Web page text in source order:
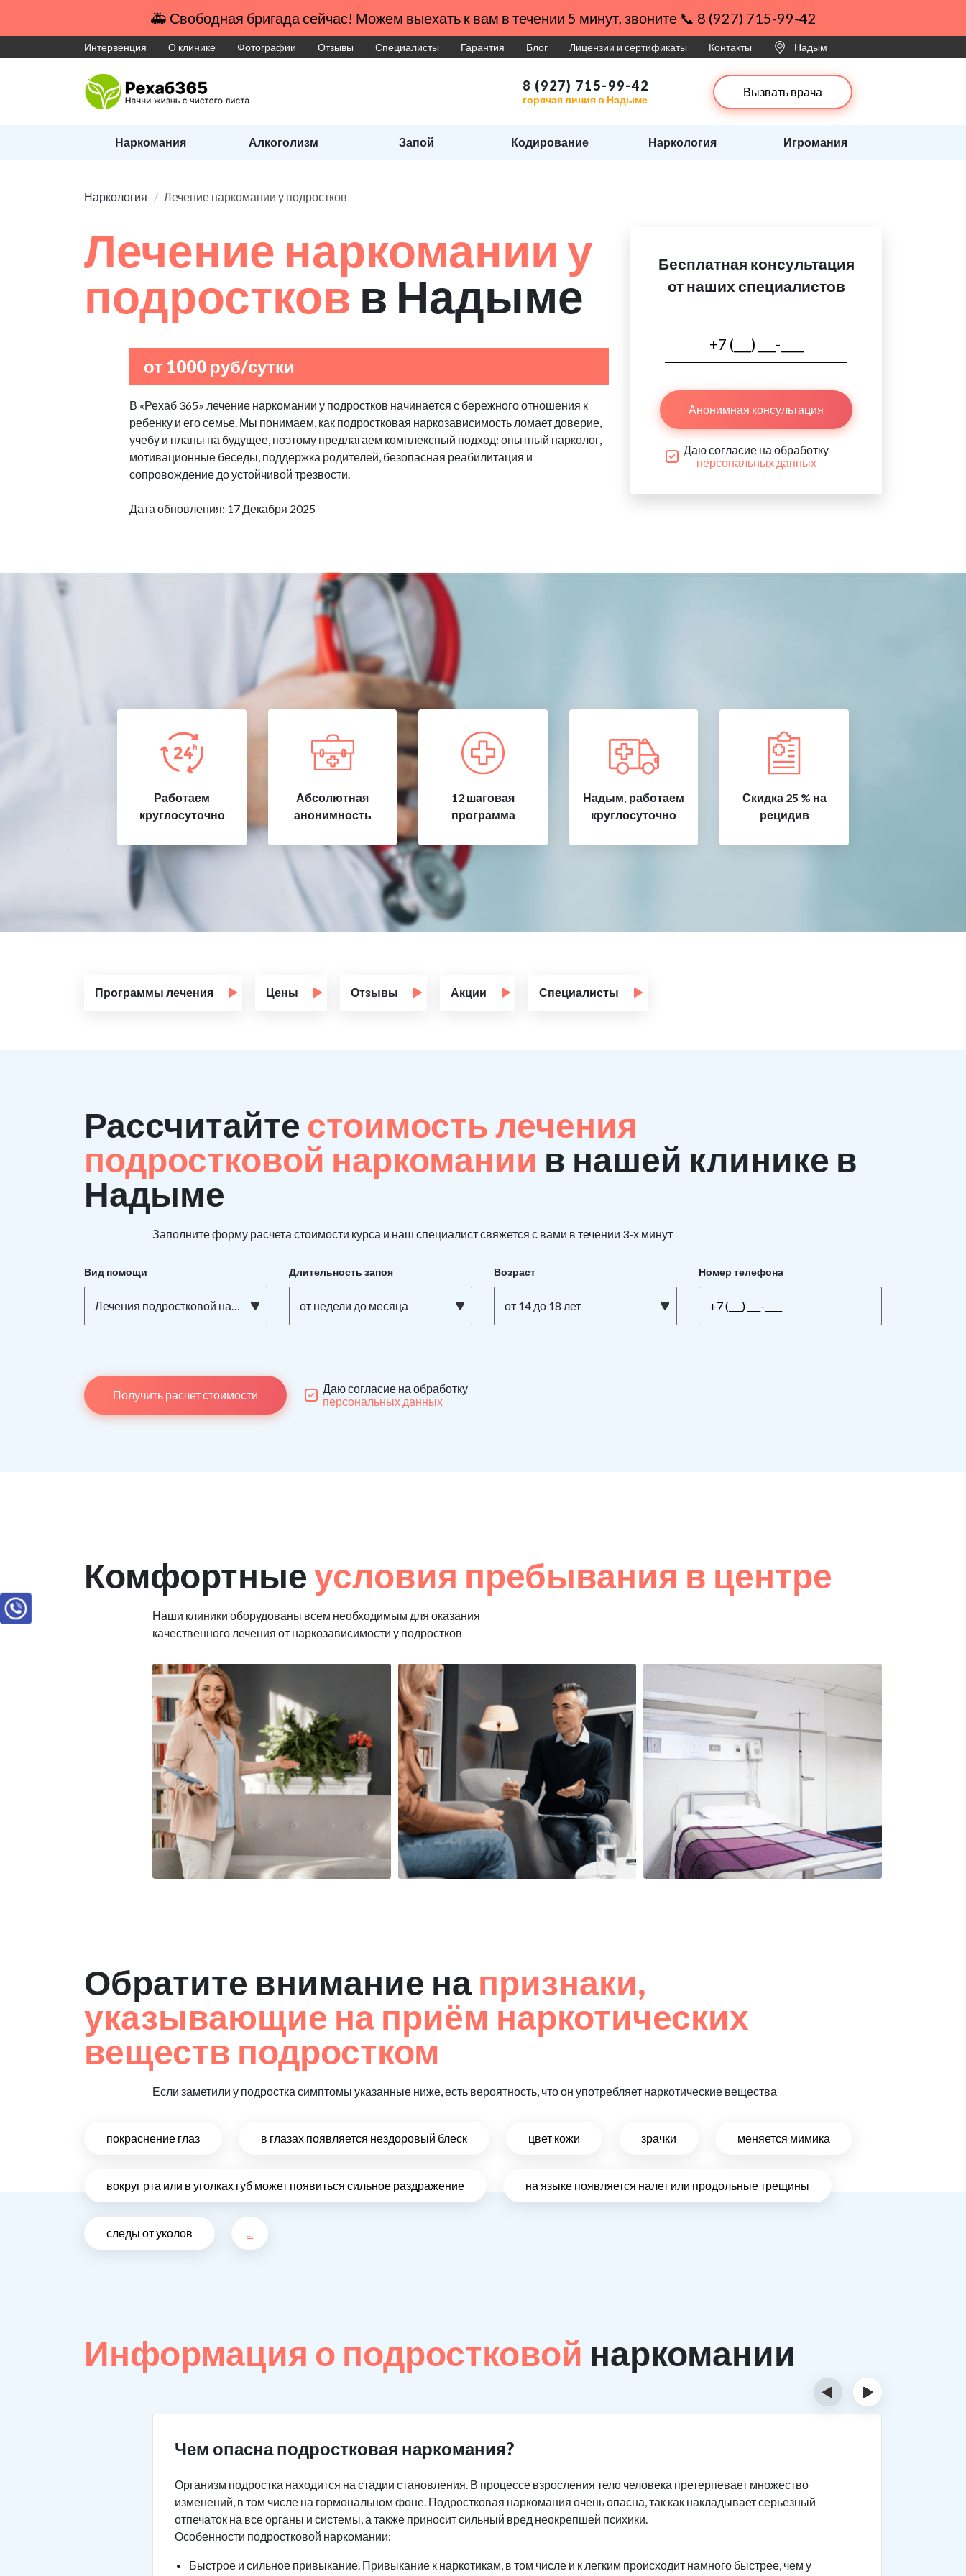
🚑 Свободная бригада сейчас! Можем выехать к вам в течении 5 минут, звоните 📞 8 (927) 715-99-42
Интервенция О клинике Фотографии Отзывы Специалисты Гарантия Блог Лицензии и сертификаты Контакты Надым
8 (927) 715-99-42
горячая линия в Надыме
Вызвать врача
Наркомания Алкоголизм Запой Кодирование Наркология Игромания
Наркология Лечение наркомании у подростков
Лечение наркомании у
подростков в Надыме
от 1000 руб/сутки
В «Рехаб 365» лечение наркомании у подростков начинается с бережного отношения к
ребенку и его семье. Мы понимаем, как подростковая наркозависимость ломает доверие,
учебу и планы на будущее, поэтому предлагаем комплексный подход: опытный нарколог,
мотивационные беседы, поддержка родителей, безопасная реабилитация и
сопровождение до устойчивой трезвости.
Дата обновления: 17 Декабря 2025
Бесплатная консультация
от наших специалистов
Анонимная консультация
Даю согласие на обработку
персональных данных
Работаем
круглосуточно
Абсолютная
анонимность
12 шаговая
программа
Надым, работаем
круглосуточно
Скидка 25 % на
рецидив
Программы лечения Цены Отзывы Акции Специалисты
Рассчитайте стоимость лечения
подростковой наркомании в нашей клинике в
Надыме
Заполните форму расчета стоимости курса и наш специалист свяжется с вами в течении 3-х минут
Вид помощи
Лечения подростковой наркомании
Длительность запоя
от недели до месяца
Возраст
от 14 до 18 лет
Номер телефона
Получить расчет стоимости
Даю согласие на обработку
персональных данных
Комфортныеусловия пребывания в центре
Наши клиники оборудованы всем необходимым для оказания
качественного лечения от наркозависимости у подростков
Обратите внимание на признаки,
указывающие на приём наркотических
веществ подростком
Если заметили у подростка симптомы указанные ниже, есть вероятность, что он употребляет наркотические вещества
покраснение глаз в глазах появляется нездоровый блеск цвет кожи зрачки меняется мимика
вокруг рта или в уголках губ может появиться сильное раздражение на языке появляется налет или продольные трещины
следы от уколов ...
Информация о подростковой наркомании
Чем опасна подростковая наркомания?
Организм подростка находится на стадии становления. В процессе взросления тело человека претерпевает множество
изменений, в том числе на гормональном фоне. Подростковая наркомания очень опасна, так как накладывает серьезный
отпечаток на все органы и системы, а также приносит сильный вред неокрепшей психики.
Особенности подростковой наркомании:
Быстрое и сильное привыкание. Привыкание к наркотикам, в том числе и к легким происходит намного быстрее, чем у
‹ ›